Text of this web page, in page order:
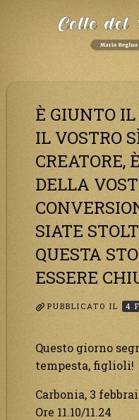
È GIUNTO
IL VOSTRO
CREATORE,
DELLA
SIATE
QUESTA
ESSERE
PUBBLICATO IL 4
Questo giorno
tempesta, figlioli!
Carbonia, 3
Ore 11.10/11.24